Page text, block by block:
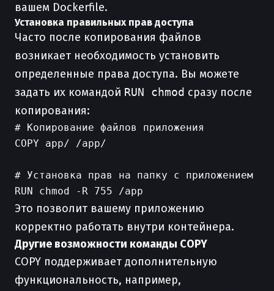
вашем Dockerfile.
Установка правильных прав доступа
Часто после копирования файлов
возникает необходимость установить
определенные права доступа. Вы можете
задать их командой RUN chmod сразу после
копирования:
# Копирование файлов приложения
COPY app/ /app/
# Установка прав на папку с приложением
Это позволит вашему приложению
корректно работать внутри контейнера.
Другие возможности команды COPY
COPY поддерживает дополнительную
функциональность, например,